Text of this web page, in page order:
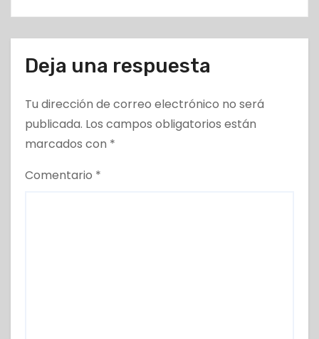
Deja una respuesta
Tu dirección de correo electrónico no será
publicada. Los campos obligatorios están
marcados con *
Comentario *